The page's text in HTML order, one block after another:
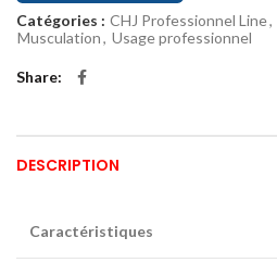
Catégories : CHJ Professionnel Line,
Musculation, Usage professionnel
Share
DESCRIPTION
Caractéristiques